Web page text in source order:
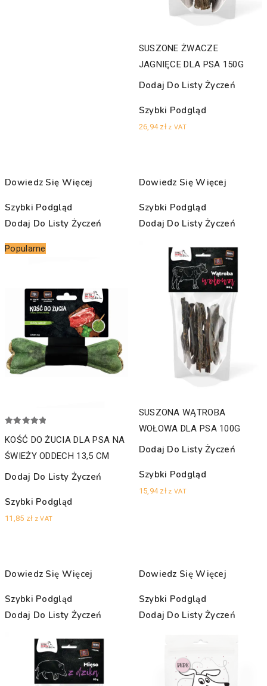
SUSZONE ŻWACZE
JAGNIĘCE DLA PSA 150G
Dodaj Do Listy Życzeń
Szybki Podgląd
26,94 zł z VAT
Dowiedz Się Więcej
Szybki Podgląd
Dodaj Do Listy Życzeń
Popularne
5.00
na 5
KOŚĆ DO ŻUCIA DLA PSA NA
ŚWIEŻY ODDECH 13,5 CM
Dodaj Do Listy Życzeń
Szybki Podgląd
11,85 zł z VAT
Dowiedz Się Więcej
Szybki Podgląd
Dodaj Do Listy Życzeń
SUSZONA WĄTROBA
WOŁOWA DLA PSA 100G
Dodaj Do Listy Życzeń
Szybki Podgląd
15,94 zł z VAT
Dowiedz Się Więcej
Szybki Podgląd
Dodaj Do Listy Życzeń
Dowiedz Się Więcej
Szybki Podgląd
Dodaj Do Listy Życzeń